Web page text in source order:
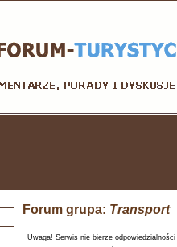
Forum grupa: Transport
Uwaga! Serwis nie bierze